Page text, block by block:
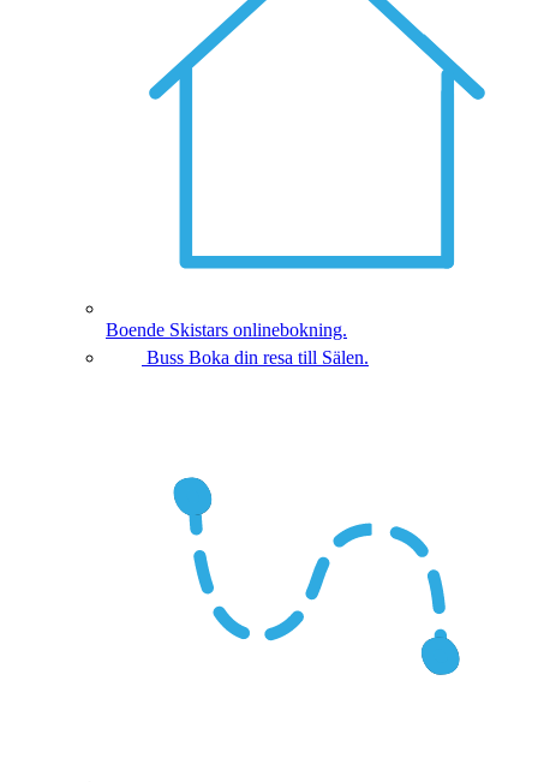
Boende Skistars onlinebokning.
Buss Boka din resa till Sälen.